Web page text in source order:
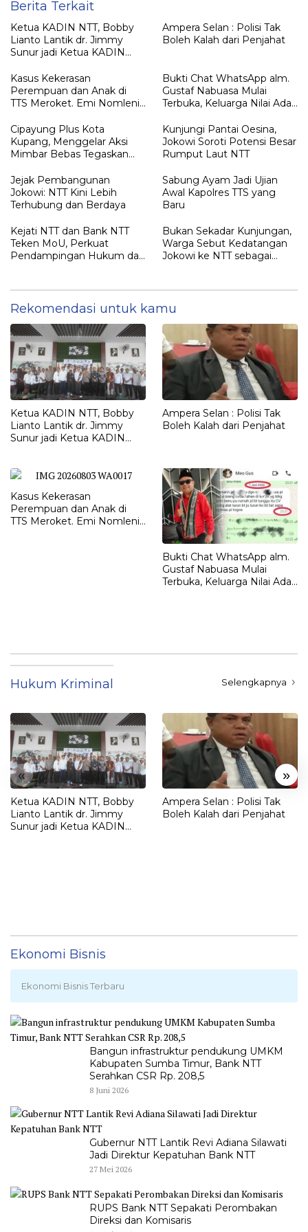
Berita Terkait
Ketua KADIN NTT, Bobby
Lianto Lantik dr. Jimmy
Sunur jadi Ketua KADIN
Ampera Selan : Polisi Tak
Boleh Kalah dari Penjahat
Kasus Kekerasan
Perempuan dan Anak di
TTS Meroket. Emi Nomleni :
Paling Aman
Bukti Chat WhatsApp alm.
Gustaf Nabuasa Mulai
Terbuka, Keluarga Nilai Ada
Belum Didalami Penyidik
Cipayung Plus Kota
Kupang, Menggelar Aksi
Mimbar Bebas Tegaskan
Gelar “RAJA TIMOR”
Kepada JOKO WIDODO
Kunjungi Pantai Oesina,
Jokowi Soroti Potensi Besar
Rumput Laut NTT
Jejak Pembangunan
Jokowi: NTT Kini Lebih
Terhubung dan Berdaya
Sabung Ayam Jadi Ujian
Awal Kapolres TTS yang
Baru
Kejati NTT dan Bank NTT
Teken MoU, Perkuat
Pendampingan Hukum dan
Bukan Sekadar Kunjungan,
Warga Sebut Kedatangan
Jokowi ke NTT sebagai
Rekomendasi untuk kamu
Ketua KADIN NTT, Bobby
Lianto Lantik dr. Jimmy
Sunur jadi Ketua KADIN
Ampera Selan : Polisi Tak
Boleh Kalah dari Penjahat
Kasus Kekerasan
Perempuan dan Anak di
TTS Meroket. Emi Nomleni :
Bukti Chat WhatsApp alm.
Gustaf Nabuasa Mulai
Terbuka, Keluarga Nilai Ada
Hukum Kriminal Selengkapnya
« »
Ketua KADIN NTT, Bobby
Lianto Lantik dr. Jimmy
Sunur jadi Ketua KADIN
Ampera Selan : Polisi Tak
Boleh Kalah dari Penjahat
Ekonomi Bisnis
Ekonomi Bisnis Terbaru
Bangun infrastruktur pendukung UMKM
Kabupaten Sumba Timur, Bank NTT
Serahkan CSR Rp. 208,5
8 Juni 2026
Gubernur NTT Lantik Revi Adiana Silawati
Jadi Direktur Kepatuhan Bank NTT
27 Mei 2026
RUPS Bank NTT Sepakati Perombakan
Direksi dan Komisaris